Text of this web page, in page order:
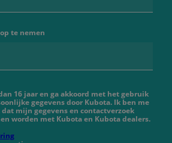
te nemen
16 jaar en ga akkoord met het gebruik
gegevens door Kubota. Ik ben me
mijn gegevens en contactverzoek
worden met Kubota en Kubota dealers.